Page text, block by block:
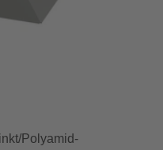
Polyamid-